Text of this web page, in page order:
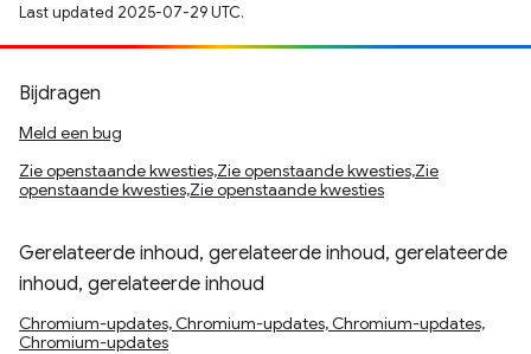
Last updated 2025-07-29 UTC.
Bijdragen
Meld een bug
Zie openstaande kwesties,Zie openstaande kwesties,Zie
openstaande kwesties,Zie openstaande kwesties
Gerelateerde inhoud, gerelateerde inhoud, gerelateerde
inhoud, gerelateerde inhoud
Chromium-updates, Chromium-updates, Chromium-updates,
Chromium-updates